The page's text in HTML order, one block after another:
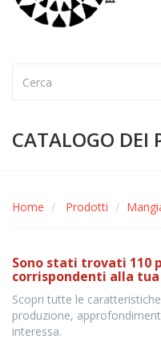
CATALOGO DEI
Home Prodotti
Sono stati trovati 110
corrispondenti alla
Scopri tutte le
produzione,
interessa.